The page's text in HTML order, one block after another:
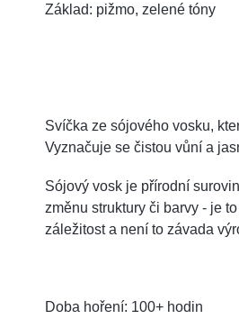
Základ: pižmo, zelené tóny
Svíčka ze sójového vosku,
Vyznačuje se čistou vůní a
Sójový vosk je přírodní
změnu struktury či barvy - je
záležitost a není to závada
Doba hoření: 100+ hodin